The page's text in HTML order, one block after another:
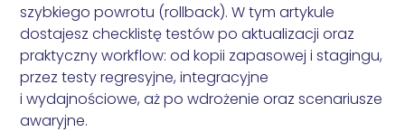
szybkiego powrotu (rollback). W tym artykule
dostajesz checklistę testów po aktualizacji oraz
praktyczny workflow: od kopii zapasowej i stagingu,
przez testy regresyjne, integracyjne
i wydajnościowe, aż po wdrożenie oraz scenariusze
awaryjne.